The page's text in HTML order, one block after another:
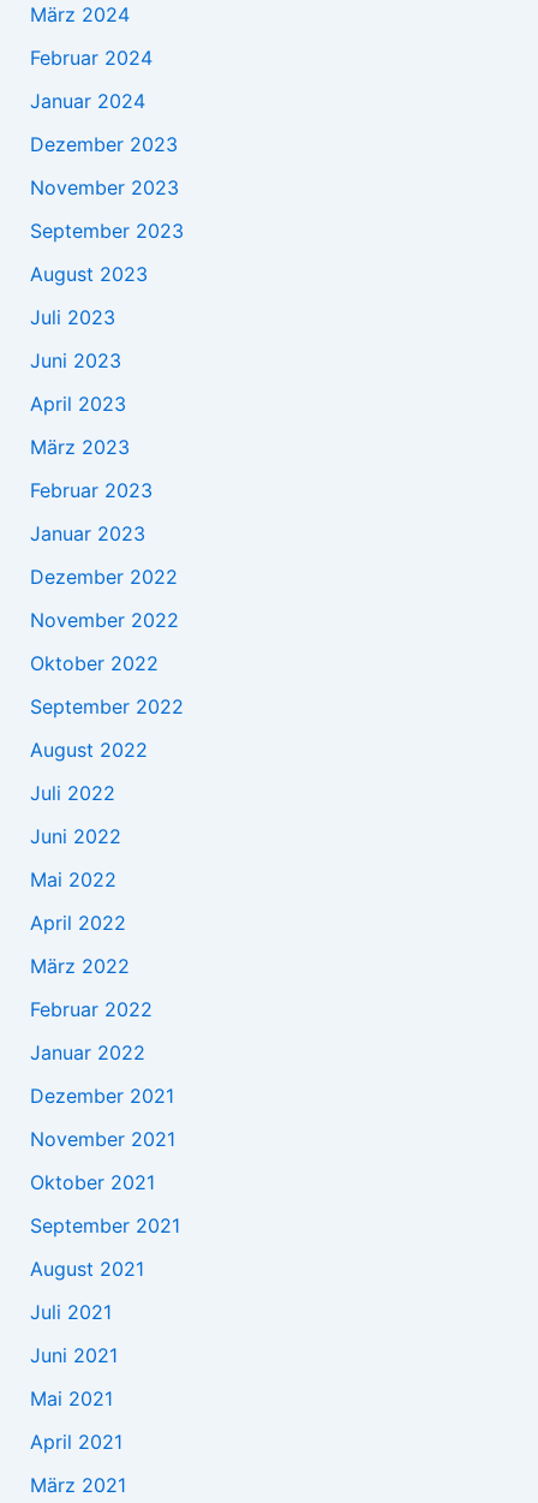
März 2024
Februar 2024
Januar 2024
Dezember 2023
November 2023
September 2023
August 2023
Juli 2023
Juni 2023
April 2023
März 2023
Februar 2023
Januar 2023
Dezember 2022
November 2022
Oktober 2022
September 2022
August 2022
Juli 2022
Juni 2022
Mai 2022
April 2022
März 2022
Februar 2022
Januar 2022
Dezember 2021
November 2021
Oktober 2021
September 2021
August 2021
Juli 2021
Juni 2021
Mai 2021
April 2021
März 2021